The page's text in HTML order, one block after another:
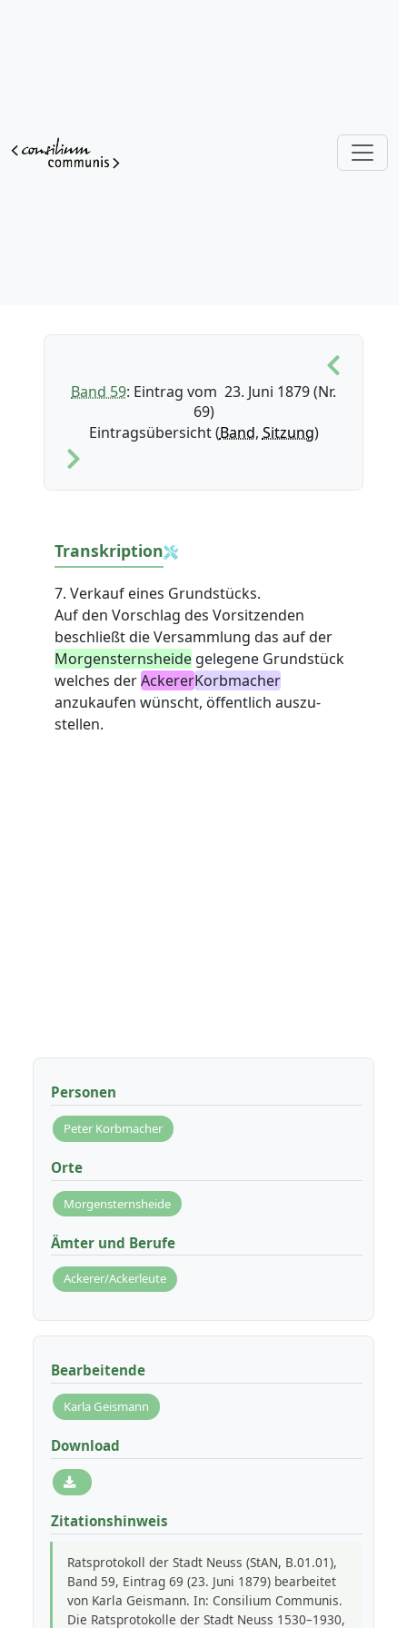
Band 59: Eintrag vom 23. Juni 1879 (Nr.
69)
Eintragsübersicht (Band, Sitzung)
Transkription
7. Verkauf eines Grundstücks.
Auf den Vorschlag des Vorsitzenden
beschließt die Versammlung das auf der
Morgensternsheide gelegene Grundstück
welches derAckererKorbmacher
anzukaufen wünscht, öffentlich auszu-
stellen.
Personen
Peter Korbmacher
Orte
Morgensternsheide
Ämter und Berufe
Ackerer/Ackerleute
Bearbeitende
Karla Geismann
Download
Zitationshinweis
Ratsprotokoll der Stadt Neuss (StAN, B.01.01),
Band 59, Eintrag 69 (23. Juni 1879) bearbeitet
von Karla Geismann. In: Consilium Communis.
Die Ratsprotokolle der Stadt Neuss 1530–1930,